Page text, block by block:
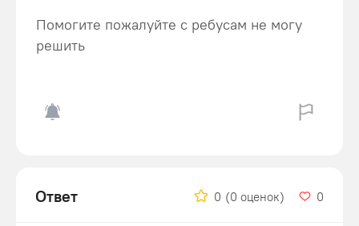
Помогите пожалуйте с ребусам не могу
решить
Ответ 0 (0 оценок) 0